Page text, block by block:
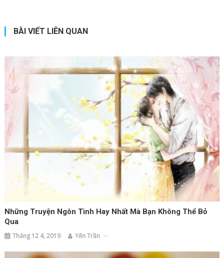
BÀI VIẾT LIÊN QUAN
Những Truyện Ngôn Tình Hay Nhất Mà Bạn Không Thể Bỏ
Qua
Tháng 12 4, 2019 Yến Trần